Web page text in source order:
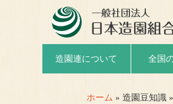
造園連について 全国
ホーム » 造園豆知識 »